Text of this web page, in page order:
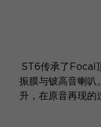
ST6传承了Focal
振膜与铍高音喇叭
升，在原音再现的